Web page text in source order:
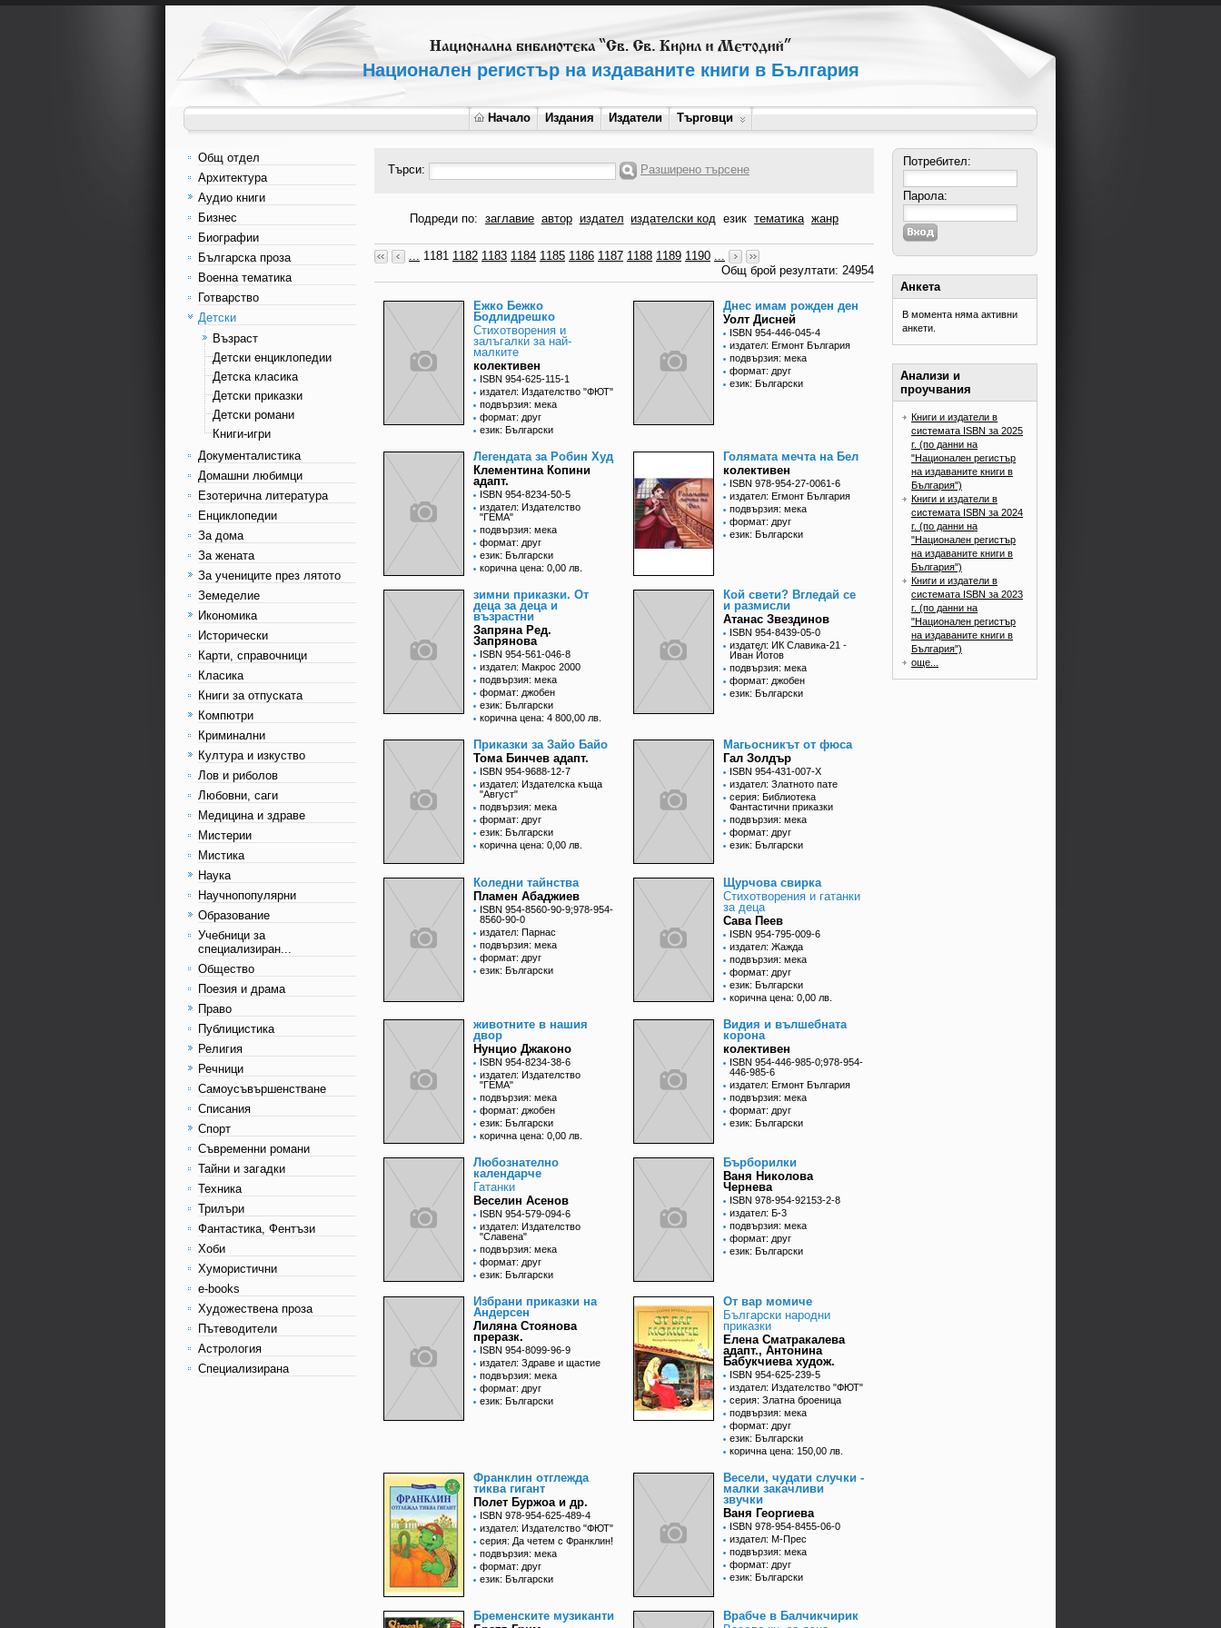
Национален регистър на издаваните книги в България
Начало Издания Издатели Търговци
Общ отдел
Архитектура
Аудио книги
Бизнес
Биографии
Българска проза
Военна тематика
Готварство
Детски
Възраст
Детски енциклопедии
Детска класика
Детски приказки
Детски романи
Книги-игри
Документалистика
Домашни любимци
Езотерична литература
Енциклопедии
За дома
За жената
За учениците през лятото
Земеделие
Икономика
Исторически
Карти, справочници
Класика
Книги за отпуската
Компютри
Криминални
Култура и изкуство
Лов и риболов
Любовни, саги
Медицина и здраве
Мистерии
Мистика
Наука
Научнопопулярни
Образование
Учебници за
специализиран...
Общество
Поезия и драма
Право
Публицистика
Религия
Речници
Самоусъвършенстване
Списания
Спорт
Съвременни романи
Тайни и загадки
Техника
Трилъри
Фантастика, Фентъзи
Хоби
Хумористични
e-books
Художествена проза
Пътеводители
Астрология
Специализирана
Търси: Разширено търсене
Подреди по: заглавие автор издател издателски код език тематика жанр
... 1181 1182 1183 1184 1185 1186 1187 1188 1189 1190 ...
Общ брой резултати: 24954
Ежко Бежко
Бодлидрешко
Стихотворения и
залъгалки за най-
малките
колективен
ISBN 954-625-115-1
издател: Издателство "ФЮТ"
подвързия: мека
формат: друг
език: Български
Днес имам рожден ден
Уолт Дисней
ISBN 954-446-045-4
издател: Егмонт България
подвързия: мека
формат: друг
език: Български
Легендата за Робин Худ
Клементина Копини
адапт.
ISBN 954-8234-50-5
издател: Издателство
"ГЕМА"
подвързия: мека
формат: друг
език: Български
корична цена: 0,00 лв.
Голямата мечта на Бел
колективен
ISBN 978-954-27-0061-6
издател: Егмонт България
подвързия: мека
формат: друг
език: Български
зимни приказки. От
деца за деца и
възрастни
Запряна Ред.
Запрянова
ISBN 954-561-046-8
издател: Макрос 2000
подвързия: мека
формат: джобен
език: Български
корична цена: 4 800,00 лв.
Кой свети? Вгледай се
и размисли
Атанас Звездинов
ISBN 954-8439-05-0
издател: ИК Славика-21 -
Иван Йотов
подвързия: мека
формат: джобен
език: Български
Приказки за Зайо Байо
Тома Бинчев адапт.
ISBN 954-9688-12-7
издател: Издателска къща
"Август"
подвързия: мека
формат: друг
език: Български
корична цена: 0,00 лв.
Магьосникът от фюса
Гал Золдър
ISBN 954-431-007-X
издател: Златното пате
серия: Библиотека
Фантастични приказки
подвързия: мека
формат: друг
език: Български
Коледни тайнства
Пламен Абаджиев
ISBN 954-8560-90-9;978-954-
8560-90-0
издател: Парнас
подвързия: мека
формат: друг
език: Български
Щурчова свирка
Стихотворения и гатанки
за деца
Сава Пеев
ISBN 954-795-009-6
издател: Жажда
подвързия: мека
формат: друг
език: Български
корична цена: 0,00 лв.
животните в нашия
двор
Нунцио Джаконо
ISBN 954-8234-38-6
издател: Издателство
"ГЕМА"
подвързия: мека
формат: джобен
език: Български
корична цена: 0,00 лв.
Видия и вълшебната
корона
колективен
ISBN 954-446-985-0;978-954-
446-985-6
издател: Егмонт България
подвързия: мека
формат: друг
език: Български
Любознателно
календарче
Гатанки
Веселин Асенов
ISBN 954-579-094-6
издател: Издателство
"Славена"
подвързия: мека
формат: друг
език: Български
Бърборилки
Ваня Николова
Чернева
ISBN 978-954-92153-2-8
издател: Б-3
подвързия: мека
формат: друг
език: Български
Избрани приказки на
Андерсен
Лиляна Стоянова
преразк.
ISBN 954-8099-96-9
издател: Здраве и щастие
подвързия: мека
формат: друг
език: Български
От вар момиче
Български народни
приказки
Елена Сматракалева
адапт., Антонина
Бабукчиева худож.
ISBN 954-625-239-5
издател: Издателство "ФЮТ"
серия: Златна броеница
подвързия: мека
формат: друг
език: Български
корична цена: 150,00 лв.
Франклин отглежда
тиква гигант
Полет Буржоа и др.
ISBN 978-954-625-489-4
издател: Издателство "ФЮТ"
серия: Да четем с Франклин!
подвързия: мека
формат: друг
език: Български
Весели, чудати случки -
малки закачливи
звучки
Ваня Георгиева
ISBN 978-954-8455-06-0
издател: М-Прес
подвързия: мека
формат: друг
език: Български
Бременските музиканти
Врабче в Балчикчирик
Потребител:
Парола:
Анкета
В момента няма активни
анкети.
Анализи и
проучвания
Книги и издатели в
системата ISBN за 2025
г. (по данни на
"Национален регистър
на издаваните книги в
България")
Книги и издатели в
системата ISBN за 2024
г. (по данни на
"Национален регистър
на издаваните книги в
България")
Книги и издатели в
системата ISBN за 2023
г. (по данни на
"Национален регистър
на издаваните книги в
България")
още...